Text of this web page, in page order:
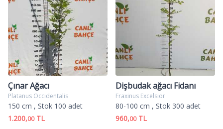
Çınar Ağacı
Platanus Occidentalis
150 cm , Stok 100 adet
1.200,00TL
Dişbudak ağacı Fidanı
Fraxinus Excelsior
80-100 cm , Stok 300 adet
960,00TL